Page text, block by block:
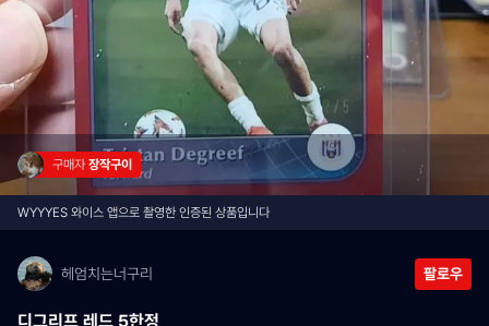
구매자 장작구이
WYYYES 와이스 앱으로 촬영한 인증된 상품입니다
헤엄치는너구리 팔로우
디그리프 레드 5한정